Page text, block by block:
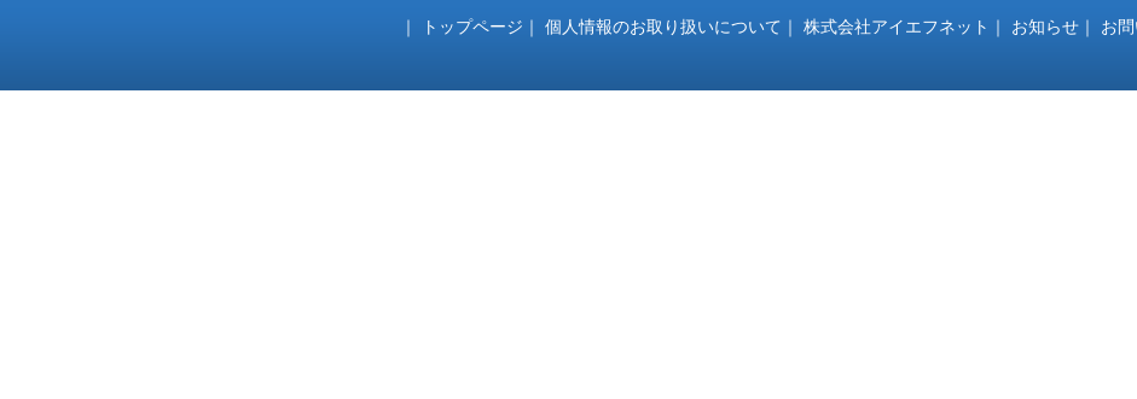
｜ トップページ ｜ 個人情報のお取り扱いについて ｜ 株式会社アイエフネット ｜ お知らせ ｜ お